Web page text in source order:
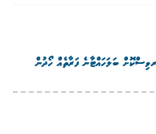
ބަލަހައްޓާނެ ފަރާތެއް ހޯދުން